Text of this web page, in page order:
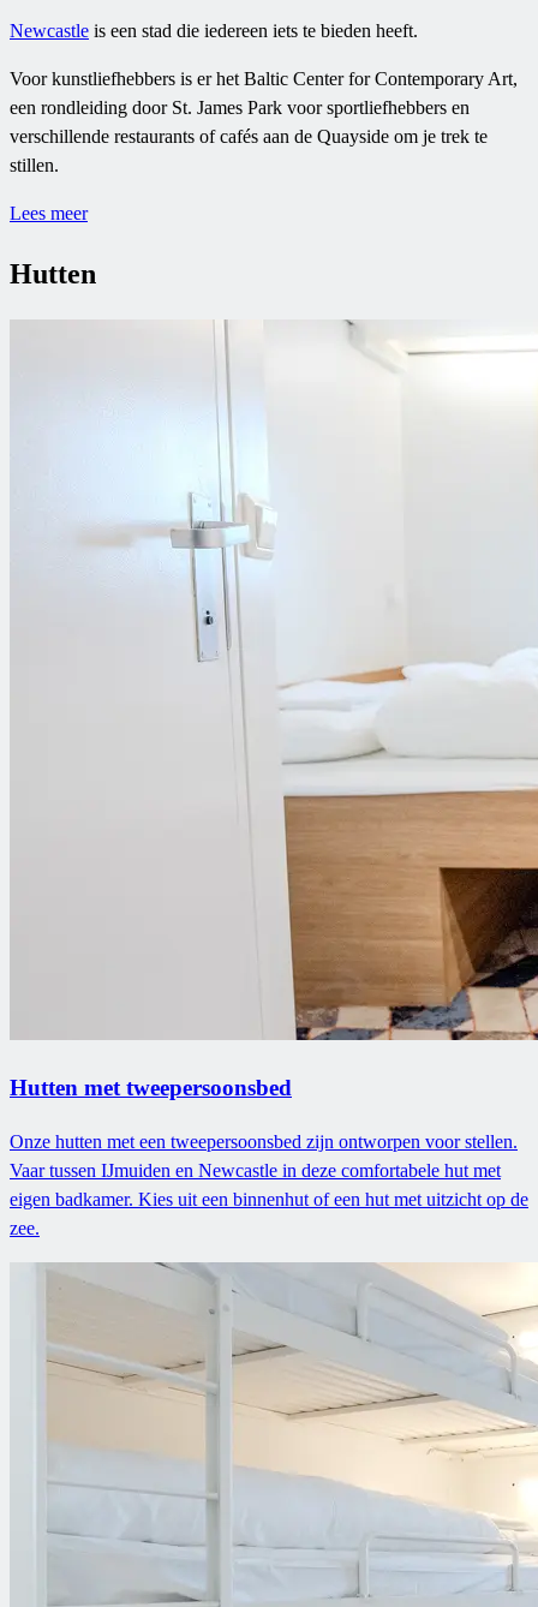
Newcastle is een stad die iedereen iets te bieden heeft.
Voor kunstliefhebbers is er het Baltic Center for Contemporary Art,
een rondleiding door St. James Park voor sportliefhebbers en
verschillende restaurants of cafés aan de Quayside om je trek te
stillen.
Lees meer
Hutten
Hutten met tweepersoonsbed
Onze hutten met een tweepersoonsbed zijn ontworpen voor stellen.
Vaar tussen IJmuiden en Newcastle in deze comfortabele hut met
eigen badkamer. Kies uit een binnenhut of een hut met uitzicht op de
zee.